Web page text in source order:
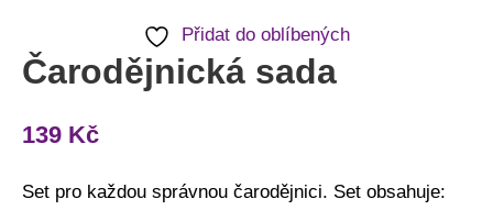
Přidat do oblíbených
Čarodějnická sada
139 Kč
Set pro každou správnou čarodějnici. Set obsahuje: